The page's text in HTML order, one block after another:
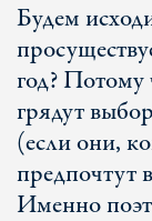
Будем
год?
грядут
(если они,
предпочтут
Именно